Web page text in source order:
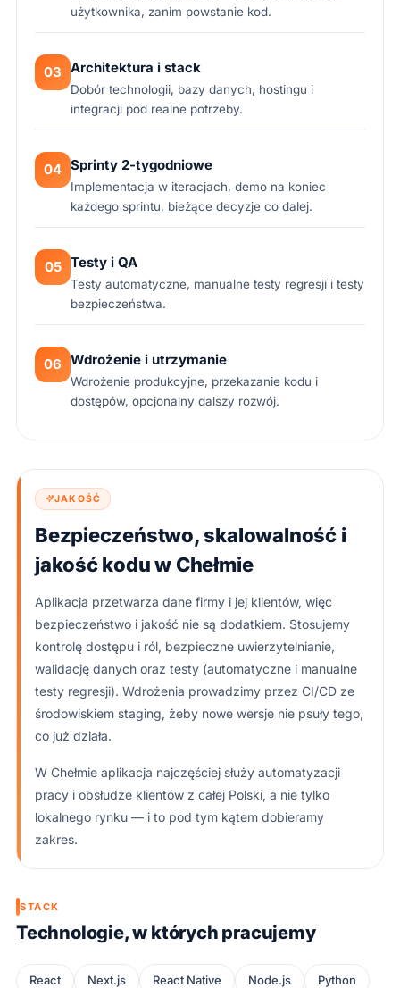
użytkownika, zanim powstanie kod.
03 Architektura i stack
Dobór technologii, bazy danych, hostingu i
integracji pod realne potrzeby.
04 Sprinty 2-tygodniowe
Implementacja w iteracjach, demo na koniec
każdego sprintu, bieżące decyzje co dalej.
05 Testy i QA
Testy automatyczne, manualne testy regresji i testy
bezpieczeństwa.
06 Wdrożenie i utrzymanie
Wdrożenie produkcyjne, przekazanie kodu i
dostępów, opcjonalny dalszy rozwój.
JAKOŚĆ
Bezpieczeństwo, skalowalność i
jakość kodu w Chełmie
Aplikacja przetwarza dane firmy i jej klientów, więc
bezpieczeństwo i jakość nie są dodatkiem. Stosujemy
kontrolę dostępu i ról, bezpieczne uwierzytelnianie,
walidację danych oraz testy (automatyczne i manualne
testy regresji). Wdrożenia prowadzimy przez CI/CD ze
środowiskiem staging, żeby nowe wersje nie psuły tego,
co już działa.
W Chełmie aplikacja najczęściej służy automatyzacji
pracy i obsłudze klientów z całej Polski, a nie tylko
lokalnego rynku — i to pod tym kątem dobieramy
zakres.
STACK
Technologie, w których pracujemy
React Next.js React Native Node.js Python